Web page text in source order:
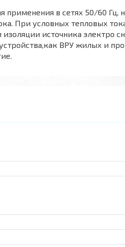
в сетях 50/60 Гц,
При условных тепловых
источника электро
ВРУ жилых и